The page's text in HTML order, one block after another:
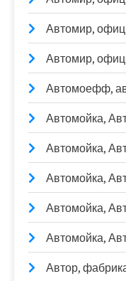
Автомир,
Автомир,
Автомоефф,
Автомойка,
Автомойка,
Автомойка,
Автомойка,
Автомойка,
Автор,